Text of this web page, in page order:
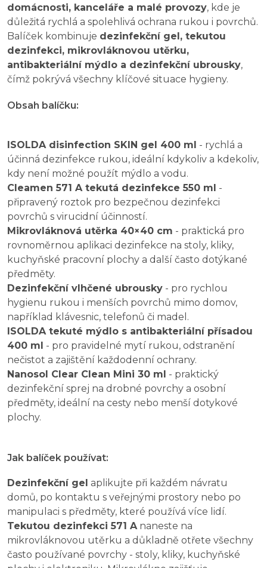
domácnosti, kanceláře a malé provozy, kde je
důležitá rychlá a spolehlivá ochrana rukou i povrchů.
Balíček kombinuje dezinfekční gel, tekutou
dezinfekci, mikrovláknovou utěrku,
antibakteriální mýdlo a dezinfekční ubrousky,
čímž pokrývá všechny klíčové situace hygieny.
Obsah balíčku:
ISOLDA disinfection SKIN gel 400 ml - rychlá a
účinná dezinfekce rukou, ideální kdykoliv a kdekoliv,
kdy není možné použít mýdlo a vodu.
Cleamen 571 A tekutá dezinfekce 550 ml -
připravený roztok pro bezpečnou dezinfekci
povrchů s virucidní účinností.
Mikrovláknová utěrka 40×40 cm - praktická pro
rovnoměrnou aplikaci dezinfekce na stoly, kliky,
kuchyňské pracovní plochy a další často dotýkané
předměty.
Dezinfekční vlhčené ubrousky - pro rychlou
hygienu rukou i menších povrchů mimo domov,
například klávesnic, telefonů či madel.
ISOLDA tekuté mýdlo s antibakteriální přísadou
400 ml - pro pravidelné mytí rukou, odstranění
nečistot a zajištění každodenní ochrany.
Nanosol Clear Clean Mini 30 ml - praktický
dezinfekční sprej na drobné povrchy a osobní
předměty, ideální na cesty nebo menší dotykové
plochy.
Jak balíček používat:
Dezinfekční gel aplikujte při každém návratu
domů, po kontaktu s veřejnými prostory nebo po
manipulaci s předměty, které používá více lidí.
Tekutou dezinfekci 571 Ananeste na
mikrovláknovou utěrku a důkladně otřete všechny
často používané povrchy - stoly, kliky, kuchyňské